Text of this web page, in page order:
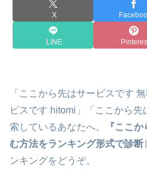
X
LINE
「ここから先はサービスです
ビスです hitomi」「ここから
索しているあなたへ。
『ここ
む方法をランキング形式で診断
ンキングをどうぞ。